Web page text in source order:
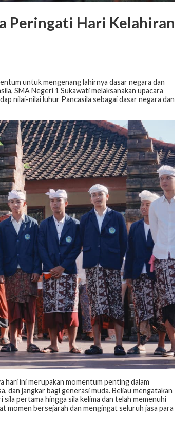
Peringati Hari Kelahiran
untuk mengenang lahirnya dasar negara dan
SMA Negeri 1 Sukawati melaksanakan upacara
nilai-nilai luhur Pancasila sebagai dasar negara dan
hari ini merupakan momentum penting dalam
dan jangkar bagi generasi muda. Beliau mengatakan
pertama hingga sila kelima dan telah memenuhi
momen bersejarah dan mengingat seluruh jasa para